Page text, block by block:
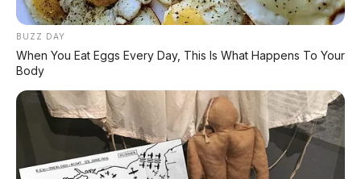
BUZZ DAY
When You Eat Eggs Every Day, This Is What Happens To Your
Body